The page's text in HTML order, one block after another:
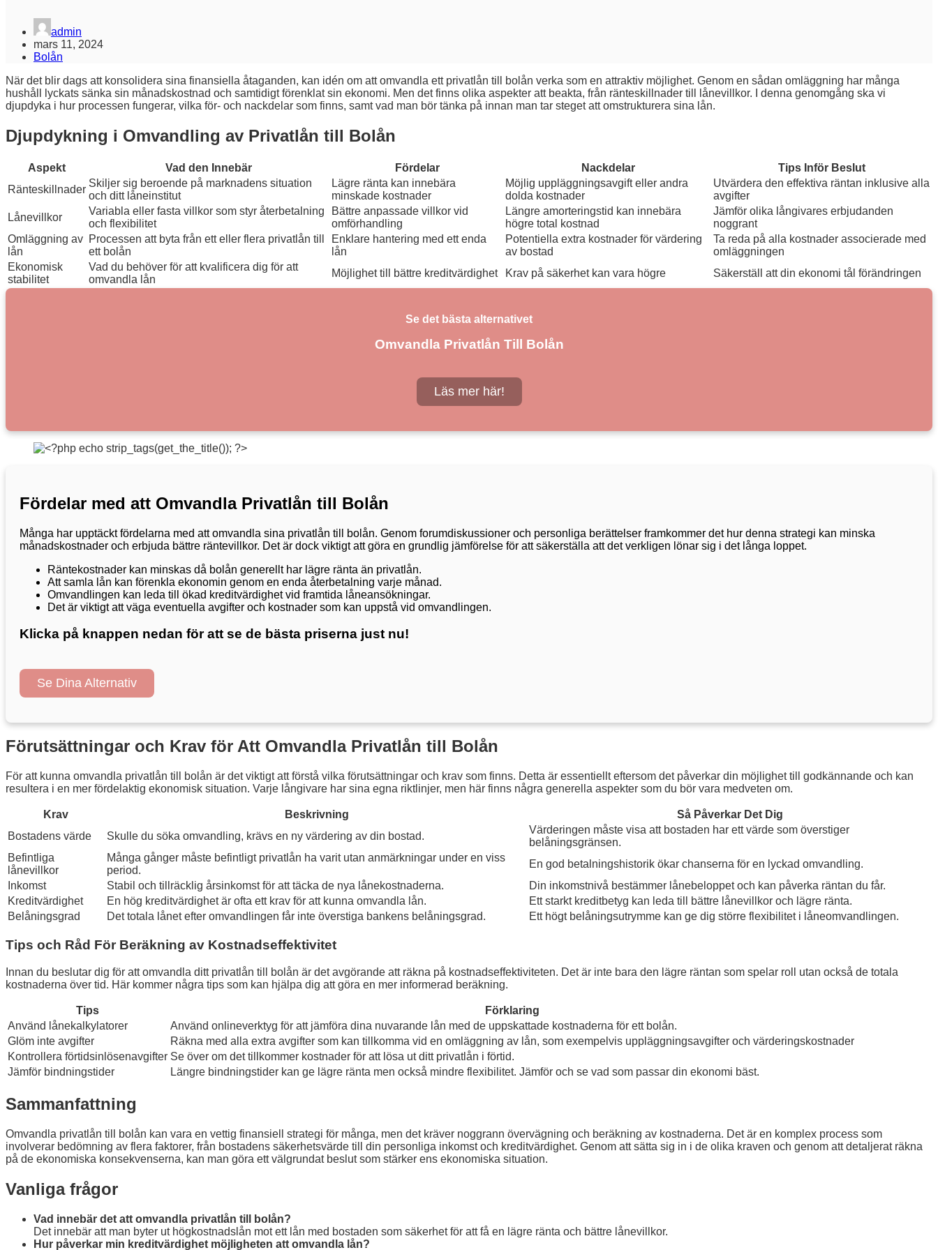
admin
mars 11, 2024
Bolån
När det blir dags att konsolidera sina finansiella åtaganden, kan idén om att omvandla ett privatlån till bolån verka som en attraktiv möjlighet. Genom en sådan omläggning har många
hushåll lyckats sänka sin månadskostnad och samtidigt förenklat sin ekonomi. Men det finns olika aspekter att beakta, från ränteskillnader till lånevillkor. I denna genomgång ska vi
djupdyka i hur processen fungerar, vilka för- och nackdelar som finns, samt vad man bör tänka på innan man tar steget att omstrukturera sina lån.
Djupdykning i Omvandling av Privatlån till Bolån
Aspekt Vad den Innebär Fördelar Nackdelar
Tips Inför Beslut
Ränteskillnader
Skiljer sig beroende på marknadens situation
och ditt låneinstitut
Lägre ränta kan innebära
minskade kostnader
Möjlig uppläggningsavgift eller andra
dolda kostnader
Utvärdera den effektiva räntan inklusive alla
avgifter
Lånevillkor
Variabla eller fasta villkor som styr återbetalning
och flexibilitet
Bättre anpassade villkor vid
omförhandling
Längre amorteringstid kan innebära
högre total kostnad
Jämför olika långivares erbjudanden
noggrant
Omläggning av
lån
Processen att byta från ett eller flera privatlån till
ett bolån
Enklare hantering med ett enda
lån
Potentiella extra kostnader för värdering
av bostad
Ta reda på alla kostnader associerade med
omläggningen
Ekonomisk
stabilitet
Vad du behöver för att kvalificera dig för att
omvandla lån
Möjlighet till bättre kreditvärdighet Krav på säkerhet kan vara högre Säkerställ att din ekonomi tål förändringen
Se det bästa alternativet
Omvandla Privatlån Till Bolån
Läs mer här!
Fördelar med att Omvandla Privatlån till Bolån
Många har upptäckt fördelarna med att omvandla sina privatlån till bolån. Genom forumdiskussioner och personliga berättelser framkommer det hur denna strategi kan minska
månadskostnader och erbjuda bättre räntevillkor. Det är dock viktigt att göra en grundlig jämförelse för att säkerställa att det verkligen lönar sig i det långa loppet.
Räntekostnader kan minskas då bolån generellt har lägre ränta än privatlån.
Att samla lån kan förenkla ekonomin genom en enda återbetalning varje månad.
Omvandlingen kan leda till ökad kreditvärdighet vid framtida låneansökningar.
Det är viktigt att väga eventuella avgifter och kostnader som kan uppstå vid omvandlingen.
Klicka på knappen nedan för att se de bästa priserna just nu!
Se Dina Alternativ
Förutsättningar och Krav för Att Omvandla Privatlån till Bolån
För att kunna omvandla privatlån till bolån är det viktigt att förstå vilka förutsättningar och krav som finns. Detta är essentiellt eftersom det påverkar din möjlighet till godkännande och kan
resultera i en mer fördelaktig ekonomisk situation. Varje långivare har sina egna riktlinjer, men här finns några generella aspekter som du bör vara medveten om.
Krav Beskrivning
Så Påverkar Det Dig
Bostadens värde
Skulle du söka omvandling, krävs en ny värdering av din bostad.
Värderingen måste visa att bostaden har ett värde som överstiger
belåningsgränsen.
Befintliga
lånevillkor
Många gånger måste befintligt privatlån ha varit utan anmärkningar under en viss
period.
En god betalningshistorik ökar chanserna för en lyckad omvandling.
Inkomst
Stabil och tillräcklig årsinkomst för att täcka de nya lånekostnaderna.
Din inkomstnivå bestämmer lånebeloppet och kan påverka räntan du får.
Kreditvärdighet
En hög kreditvärdighet är ofta ett krav för att kunna omvandla lån.
Ett starkt kreditbetyg kan leda till bättre lånevillkor och lägre ränta.
Belåningsgrad
Det totala lånet efter omvandlingen får inte överstiga bankens belåningsgrad. Ett högt belåningsutrymme kan ge dig större flexibilitet i låneomvandlingen.
Tips och Råd För Beräkning av Kostnadseffektivitet
Innan du beslutar dig för att omvandla ditt privatlån till bolån är det avgörande att räkna på kostnadseffektiviteten. Det är inte bara den lägre räntan som spelar roll utan också de totala
kostnaderna över tid. Här kommer några tips som kan hjälpa dig att göra en mer informerad beräkning.
Tips
Förklaring
Använd lånekalkylatorer
Använd onlineverktyg för att jämföra dina nuvarande lån med de uppskattade kostnaderna för ett bolån.
Glöm inte avgifter
Räkna med alla extra avgifter som kan tillkomma vid en omläggning av lån, som exempelvis uppläggningsavgifter och värderingskostnader
Kontrollera förtidsinlösenavgifter Se över om det tillkommer kostnader för att lösa ut ditt privatlån i förtid.
Jämför bindningstider
Längre bindningstider kan ge lägre ränta men också mindre flexibilitet. Jämför och se vad som passar din ekonomi bäst.
Sammanfattning
Omvandla privatlån till bolån kan vara en vettig finansiell strategi för många, men det kräver noggrann övervägning och beräkning av kostnaderna. Det är en komplex process som
involverar bedömning av flera faktorer, från bostadens säkerhetsvärde till din personliga inkomst och kreditvärdighet. Genom att sätta sig in i de olika kraven och genom att detaljerat räkna
på de ekonomiska konsekvenserna, kan man göra ett välgrundat beslut som stärker ens ekonomiska situation.
Vanliga frågor
Vad innebär det att omvandla privatlån till bolån?
Det innebär att man byter ut högkostnadslån mot ett lån med bostaden som säkerhet för att få en lägre ränta och bättre lånevillkor.
Hur påverkar min kreditvärdighet möjligheten att omvandla lån?